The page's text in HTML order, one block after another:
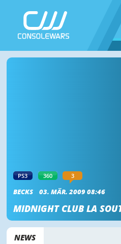
PS3 360 3
BECKS 03. MÄR. 2009 08:46
MIDNIGHT CLUB LA
NEWS